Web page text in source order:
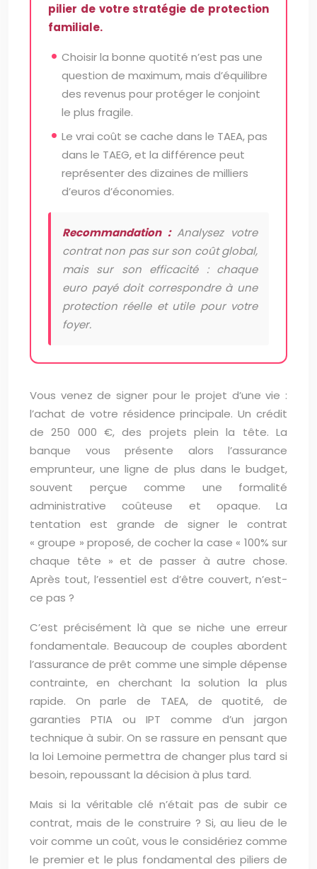
pilier de votre stratégie de protection
familiale.
Choisir la bonne quotité n’est pas une
question de maximum, mais d’équilibre
des revenus pour protéger le conjoint
le plus fragile.
Le vrai coût se cache dans le TAEA, pas
dans le TAEG, et la différence peut
représenter des dizaines de milliers
d’euros d’économies.
Recommandation :Analysez votre
contrat non pas sur son coût global,
mais sur son efficacité : chaque
euro payé doit correspondre à une
protection réelle et utile pour votre
foyer.
Vous venez de signer pour le projet d’une vie :
l’achat de votre résidence principale. Un crédit
de 250 000 €, des projets plein la tête. La
banque vous présente alors l’assurance
emprunteur, une ligne de plus dans le budget,
souvent perçue comme une formalité
administrative coûteuse et opaque. La
tentation est grande de signer le contrat
« groupe » proposé, de cocher la case « 100% sur
chaque tête » et de passer à autre chose.
Après tout, l’essentiel est d’être couvert, n’est-
ce pas ?
C’est précisément là que se niche une erreur
fondamentale. Beaucoup de couples abordent
l’assurance de prêt comme une simple dépense
contrainte, en cherchant la solution la plus
rapide. On parle de TAEA, de quotité, de
garanties PTIA ou IPT comme d’un jargon
technique à subir. On se rassure en pensant que
la loi Lemoine permettra de changer plus tard si
besoin, repoussant la décision à plus tard.
Mais si la véritable clé n’était pas de subir ce
contrat, mais de le construire ? Si, au lieu de le
voir comme un coût, vous le considériez comme
le premier et le plus fondamental des piliers de